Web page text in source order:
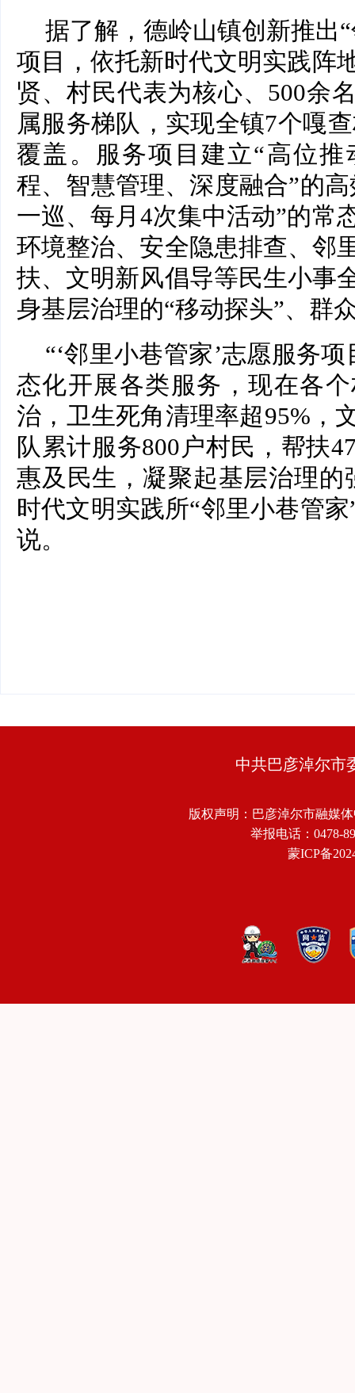
据了解，德岭山镇创新推出
项目，依托新时代文明实践阵
贤、村民代表为核心、500余
属服务梯队，实现全镇7个嘎
覆盖。服务项目建立“高位
程、智慧管理、深度融合”的
一巡、每月4次集中活动”的常
环境整治、安全隐患排查、邻
扶、文明新风倡导等民生小事
身基层治理的“移动探头”、群
“‘邻里小巷管家’志愿服务
态化开展各类服务，现在各
治，卫生死角清理率超95%，
队累计服务800户村民，帮扶
惠及民生，凝聚起基层治理的
时代文明实践所“邻里小巷管
说。
中共巴彦淖尔市
版权声明：巴彦淖尔市融媒
举报电话：0478-
蒙ICP备